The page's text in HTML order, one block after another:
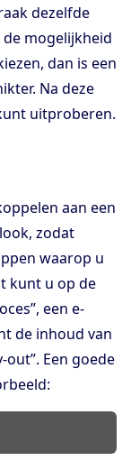
dezelfde
mogelijkheid
dan is een
Na deze
uitproberen.
aan een
zodat
waarop u
kunt u op de
een e-
de inhoud van
Een goede